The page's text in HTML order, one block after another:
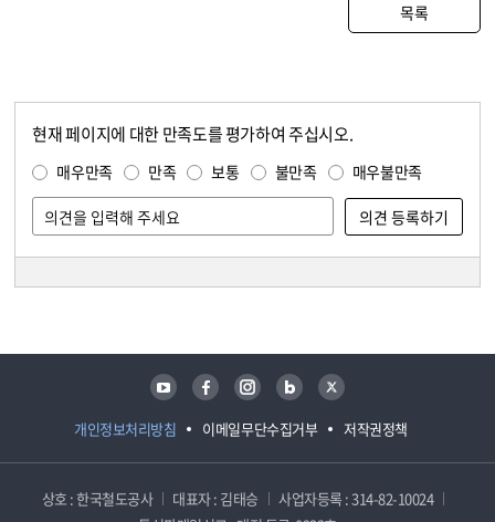
목록
현재 페이지에 대한 만족도를 평가하여 주십시오.
매우만족 만족 보통 불만족 매우불만족
개인정보처리방침 이메일무단수집거부 저작권정책
유튜브 페이스북 인스타그램 블로그 트위터
상호 : 한국철도공사 대표자 : 김태승
사업자등록 : 314-82-10024